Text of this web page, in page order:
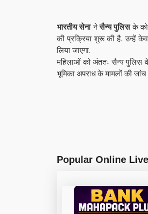
भारतीय सेनानेसैन्य पुलिसके
की प्रक्रिया शुरू की है. उन्हें
लिया जाएगा.
महिलाओं को अंततः सैन्य
भूमिका अपराध के मामलों की
Popular Online